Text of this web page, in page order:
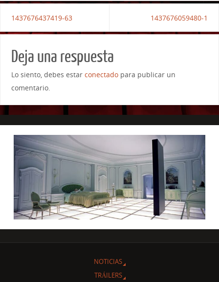
1437676437419-63 1437676059480-1
Deja una respuesta
Lo siento, debes estar conectadopara publicar un
comentario.
NOTICIAS
TRÁILERS